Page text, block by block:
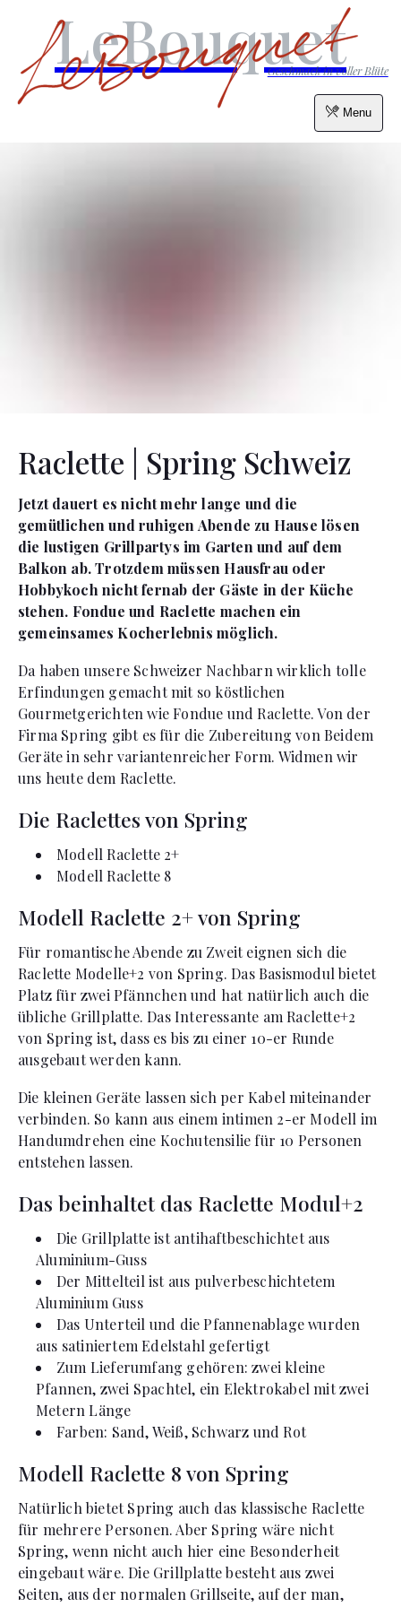
Menu
LeBouquet
Geschmack in voller Blüte
Raclette | Spring Schweiz
Jetzt dauert es nicht mehr lange und die
gemütlichen und ruhigen Abende zu Hause lösen
die lustigen Grillpartys im Garten und auf dem
Balkon ab. Trotzdem müssen Hausfrau oder
Hobbykoch nicht fernab der Gäste in der Küche
stehen. Fondue und Raclette machen ein
gemeinsames Kocherlebnis möglich.
Da haben unsere Schweizer Nachbarn wirklich tolle
Erfindungen gemacht mit so köstlichen
Gourmetgerichten wie Fondue und Raclette. Von der
Firma Spring gibt es für die Zubereitung von Beidem
Geräte in sehr variantenreicher Form. Widmen wir
uns heute dem Raclette.
Die Raclettes von Spring
Modell Raclette 2+
Modell Raclette 8
Modell Raclette 2+ von Spring
Für romantische Abende zu Zweit eignen sich die
Raclette Modelle+2 von Spring. Das Basismodul bietet
Platz für zwei Pfännchen und hat natürlich auch die
übliche Grillplatte. Das Interessante am Raclette+2
von Spring ist, dass es bis zu einer 10-er Runde
ausgebaut werden kann.
Die kleinen Geräte lassen sich per Kabel miteinander
verbinden. So kann aus einem intimen 2-er Modell im
Handumdrehen eine Kochutensilie für 10 Personen
entstehen lassen.
Das beinhaltet das Raclette Modul+2
Die Grillplatte ist antihaftbeschichtet aus
Aluminium-Guss
Der Mittelteil ist aus pulverbeschichtetem
Aluminium Guss
Das Unterteil und die Pfannenablage wurden
aus satiniertem Edelstahl gefertigt
Zum Lieferumfang gehören: zwei kleine
Pfannen, zwei Spachtel, ein Elektrokabel mit zwei
Metern Länge
Farben: Sand, Weiß, Schwarz und Rot
Modell Raclette 8 von Spring
Natürlich bietet Spring auch das klassische Raclette
für mehrere Personen. Aber Spring wäre nicht
Spring, wenn nicht auch hier eine Besonderheit
eingebaut wäre. Die Grillplatte besteht aus zwei
Seiten, aus der normalen Grillseite, auf der man,